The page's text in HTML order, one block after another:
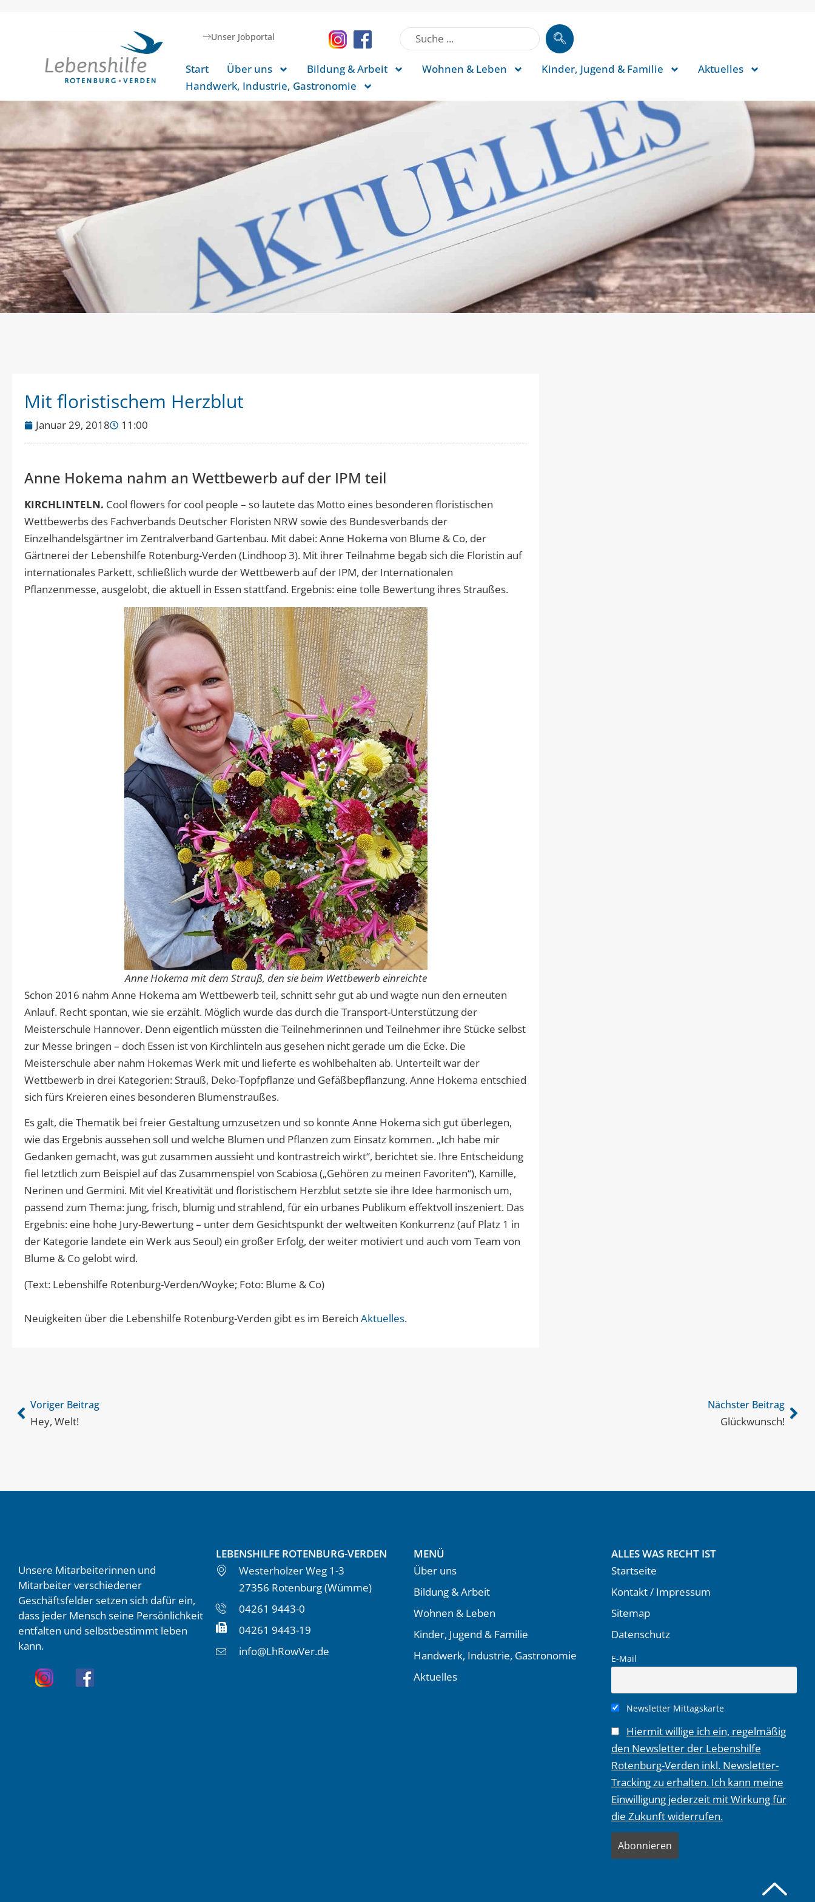
Unser Jobportal
Start Über uns Bildung & Arbeit Wohnen & Leben Kinder, Jugend & Familie
Aktuelles
Handwerk, Industrie, Gastronomie
Mit floristischem Herzblut
Januar 29, 2018 11:00
Anne Hokema nahm an Wettbewerb auf der IPM teil
KIRCHLINTELN. Cool flowers for cool people – so lautete das Motto eines besonderen floristischen
Wettbewerbs des Fachverbands Deutscher Floristen NRW sowie des Bundesverbands der
Einzelhandelsgärtner im Zentralverband Gartenbau. Mit dabei: Anne Hokema von Blume & Co, der
Gärtnerei der Lebenshilfe Rotenburg-Verden (Lindhoop 3). Mit ihrer Teilnahme begab sich die Floristin auf
internationales Parkett, schließlich wurde der Wettbewerb auf der IPM, der Internationalen
Pflanzenmesse, ausgelobt, die aktuell in Essen stattfand. Ergebnis: eine tolle Bewertung ihres Straußes.
Anne Hokema mit dem Strauß, den sie beim Wettbewerb einreichte
Schon 2016 nahm Anne Hokema am Wettbewerb teil, schnitt sehr gut ab und wagte nun den erneuten
Anlauf. Recht spontan, wie sie erzählt. Möglich wurde das durch die Transport-Unterstützung der
Meisterschule Hannover. Denn eigentlich müssten die Teilnehmerinnen und Teilnehmer ihre Stücke selbst
zur Messe bringen – doch Essen ist von Kirchlinteln aus gesehen nicht gerade um die Ecke. Die
Meisterschule aber nahm Hokemas Werk mit und lieferte es wohlbehalten ab. Unterteilt war der
Wettbewerb in drei Kategorien: Strauß, Deko-Topfpflanze und Gefäßbepflanzung. Anne Hokema entschied
sich fürs Kreieren eines besonderen Blumenstraußes.
Es galt, die Thematik bei freier Gestaltung umzusetzen und so konnte Anne Hokema sich gut überlegen,
wie das Ergebnis aussehen soll und welche Blumen und Pflanzen zum Einsatz kommen. „Ich habe mir
Gedanken gemacht, was gut zusammen aussieht und kontrastreich wirkt“, berichtet sie. Ihre Entscheidung
fiel letztlich zum Beispiel auf das Zusammenspiel von Scabiosa („Gehören zu meinen Favoriten“), Kamille,
Nerinen und Germini. Mit viel Kreativität und floristischem Herzblut setzte sie ihre Idee harmonisch um,
passend zum Thema: jung, frisch, blumig und strahlend, für ein urbanes Publikum effektvoll inszeniert. Das
Ergebnis: eine hohe Jury-Bewertung – unter dem Gesichtspunkt der weltweiten Konkurrenz (auf Platz 1 in
der Kategorie landete ein Werk aus Seoul) ein großer Erfolg, der weiter motiviert und auch vom Team von
Blume & Co gelobt wird.
(Text: Lebenshilfe Rotenburg-Verden/Woyke; Foto: Blume & Co)
Neuigkeiten über die Lebenshilfe Rotenburg-Verden gibt es im Bereich Aktuelles.
Voriger Beitrag
Hey, Welt!
Nächster Beitrag
Glückwunsch!
Unsere Mitarbeiterinnen und
Mitarbeiter verschiedener
Geschäftsfelder setzen sich dafür ein,
dass jeder Mensch seine Persönlichkeit
entfalten und selbstbestimmt leben
kann.
LEBENSHILFE ROTENBURG-VERDEN
Westerholzer Weg 1-3
27356 Rotenburg (Wümme)
04261 9443-0
04261 9443-19
info@LhRowVer.de
MENÜ
Über uns
Bildung & Arbeit
Wohnen & Leben
Kinder, Jugend & Familie
Handwerk, Industrie, Gastronomie
Aktuelles
ALLES WAS RECHT IST
Startseite
Kontakt / Impressum
Sitemap
Datenschutz
E-Mail
Newsletter Mittagskarte
Hiermit willige ich ein, regelmäßig
den Newsletter der Lebenshilfe
Rotenburg-Verden inkl. Newsletter-
Tracking zu erhalten. Ich kann meine
Einwilligung jederzeit mit Wirkung für
die Zukunft widerrufen.